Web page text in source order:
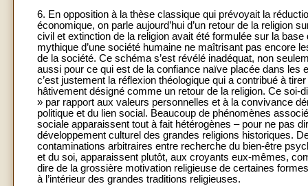
6. En opposition à la thèse classique qui prévoyait la
économique, on parle aujourd’hui d’un retour de la religion
civil et extinction de la religion avait été formulée sur la
mythique d’une société humaine ne maîtrisant pas encore
de la société. Ce schéma s’est révélé inadéquat, non
aussi pour ce qui est de la confiance naïve placée dans les
c’est justement la réflexion théologique qui a contribué à
hâtivement désigné comme un retour de la religion. Ce
» par rapport aux valeurs personnelles et à la convivance
politique et du lien social. Beaucoup de phénomènes
sociale apparaissent tout à fait hétérogènes – pour ne pas
développement culturel des grandes religions historiques.
contaminations arbitraires entre recherche du bien-être
et du soi, apparaissent plutôt, aux croyants eux-mêmes,
dire de la grossière motivation religieuse de certaines
à l’intérieur des grandes traditions religieuses.